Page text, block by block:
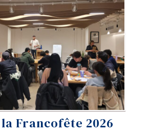
Francofête 2026
Links
Main Menu
Programs
Continuing Education
Admissions
Life at Dawson